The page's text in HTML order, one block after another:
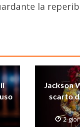
la
Jackson
scarto
2